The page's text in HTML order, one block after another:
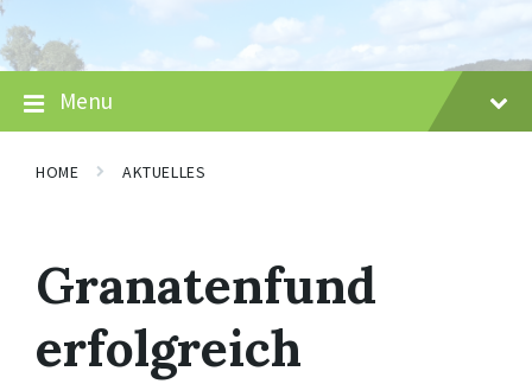
Skip
to
content
Skip
to
main
navigation
Skip
to
footer
Menu
HOME AKTUELLES
Granatenfund
erfolgreich